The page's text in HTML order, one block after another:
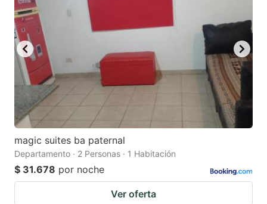
magic suites ba paternal
Departamento · 2 Personas · 1 Habitación
$ 31.678 por noche
Ver oferta